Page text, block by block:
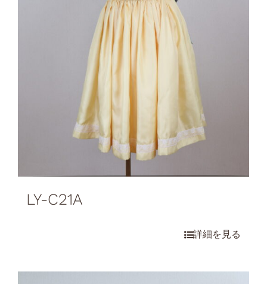
LY-C21A